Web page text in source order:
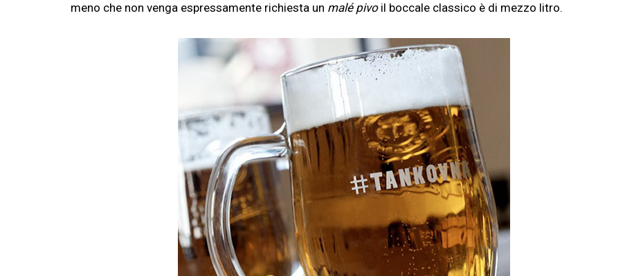
meno che non venga espressamente richiesta un malé pivo il boccale classico è di mezzo litro.